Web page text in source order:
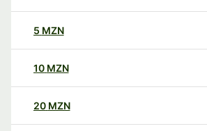
5 MZN
10 MZN
20 MZN